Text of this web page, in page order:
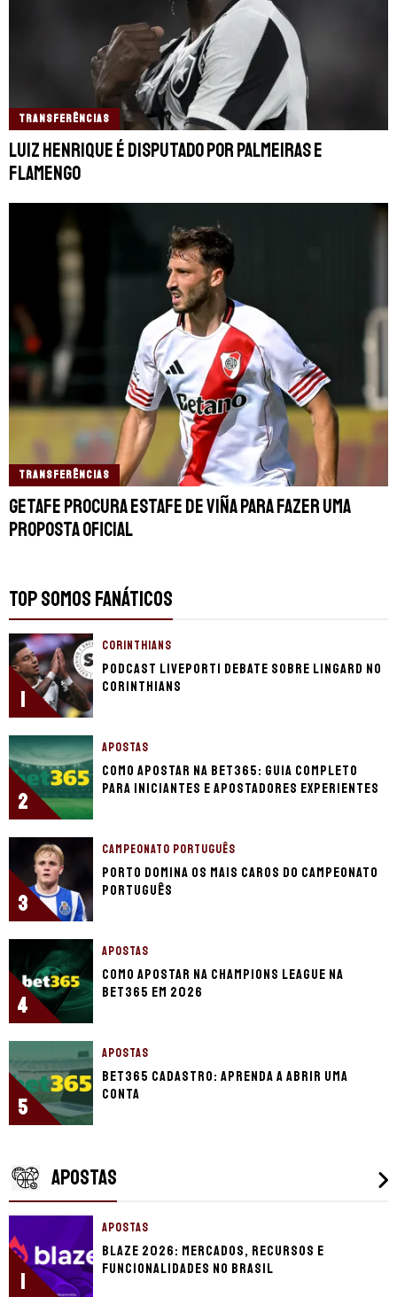
TRANSFERÊNCIAS
Luiz Henrique é disputado por Palmeiras e
Flamengo
TRANSFERÊNCIAS
Getafe procura estafe de Viña para fazer uma
proposta oficial
TOP SOMOS FANÁTICOS
1
CORINTHIANS
Podcast LivePorTI debate sobre Lingard no
Corinthians
2
APOSTAS
Como apostar na bet365: guia completo
para iniciantes e apostadores experientes
3
CAMPEONATO PORTUGUÊS
Porto domina os mais caros do Campeonato
Português
4
APOSTAS
Como apostar na Champions League na
bet365 em 2026
5
APOSTAS
bet365 cadastro: aprenda a abrir uma
conta
APOSTAS
1
APOSTAS
Blaze 2026: mercados, recursos e
funcionalidades no Brasil